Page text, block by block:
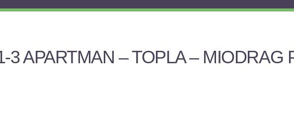
3 APARTMAN – TOPLA – MIODRAG